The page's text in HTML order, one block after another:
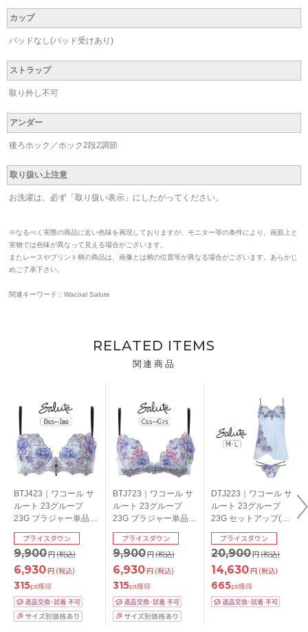
カップ
パッドなし(パッド受けあり)
ストラップ
取り外し不可
アンダー
後ろホック／ホック2段2調節
取り扱い上注意
お洗濯は、必ず「取り扱い表示」にしたがってください。
※なるべく実際の商品に近い色味を再現しておりますが、モニター等の条件により、画面上と
実物では色味が異なって見える場合がございます。
またレースやプリント柄の商品は、画像とは柄の位置等が異なる場合がございます。あらかじ
めご了承下さい。
関連キーワード：Wacoal Salute
RELATED ITEMS
関連商品
BTJ423｜ワコール サ
ルート 23グループ
23G ブラジャー単品
P-upタイプ
BCDEFGHIカップ ア
ンダー 65/70/75/80cm
9,900円(税込)
プライスダウン
6,930円 (税込)
315pt獲得
BTJ723｜ワコール サ
ルート 23グループ
23G ブラジャー単品
フロントエックスプラ
スブラ CDEFGカップ
アンダー 65/70/75cm
9,900円(税込)
プライスダウン
6,930円 (税込)
315pt獲得
DTJ223｜ワコール サ
ルート 23グループ
23G セットアップ(キ
ャミ＋Ｔバック) M/L
20,900円(税込)
プライスダウン
14,630円 (税込)
665pt獲得